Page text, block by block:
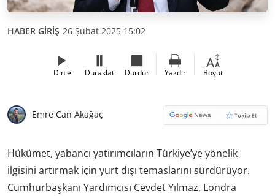
HABER GİRİŞ 26 Şubat 2025 15:02
Dinle Duraklat Durdur Yazdır Boyut
Emre Can Akağaç
Hükümet, yabancı yatırımcıların Türkiye’ye yönelik
ilgisini artırmak için yurt dışı temaslarını sürdürüyor.
Cumhurbaşkanı Yardımcısı Cevdet Yılmaz, Londra